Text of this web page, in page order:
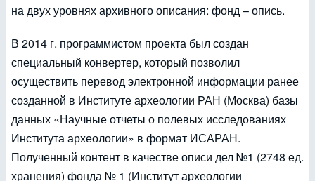
на двух уровнях архивного описания: фонд – опись.
В 2014 г. программистом проекта был создан
специальный конвертер, который позволил
осуществить перевод электронной информации ранее
созданной в Институте археологии РАН (Москва) базы
данных «Научные отчеты о полевых исследованиях
Института археологии» в формат ИСАРАН.
Полученный контент в качестве описи дел №1 (2748 ед.
хранения) фонда № 1 (Институт археологии